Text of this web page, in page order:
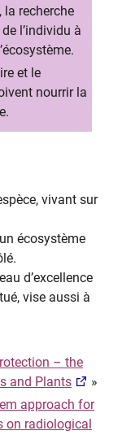
la recherche
l’individu à
et le
nourrir la
vivant sur
écosystème
d’excellence
vise aussi à
– the
and Plants
»
approach for
on radiological